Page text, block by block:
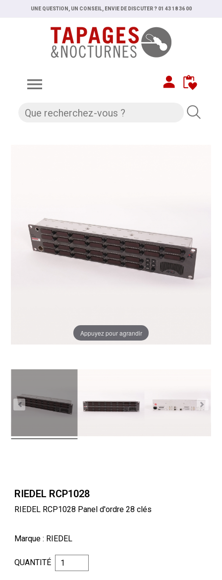
UNE QUESTION, UN CONSEIL, ENVIE DE DISCUTER ? 01 43 18 36 00

Appuyez pour agrandir
RIEDEL RCP1028
RIEDEL RCP1028 Panel d'ordre 28 clés
Marque : RIEDEL
QUANTITÉ